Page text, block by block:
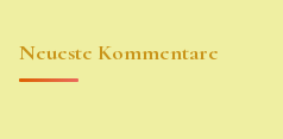
Neueste Kommentare